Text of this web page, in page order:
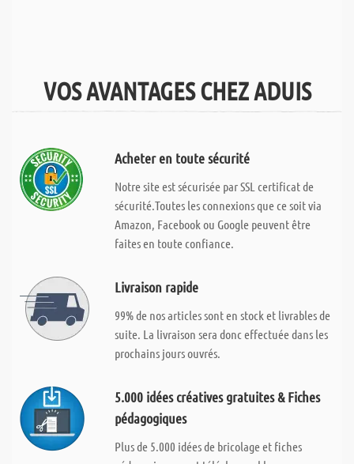
VOS AVANTAGES CHEZ ADUIS
Acheter en toute sécurité
Notre site est sécurisée par SSL certificat de
sécurité.Toutes les connexions que ce soit via
Amazon, Facebook ou Google peuvent être
faites en toute confiance.
Livraison rapide
99% de nos articles sont en stock et livrables de
suite. La livraison sera donc effectuée dans les
prochains jours ouvrés.
5.000 idées créatives gratuites & Fiches
pédagogiques
Plus de 5.000 idées de bricolage et fiches